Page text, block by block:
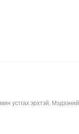
устгах эрхтэй. Мэдээний